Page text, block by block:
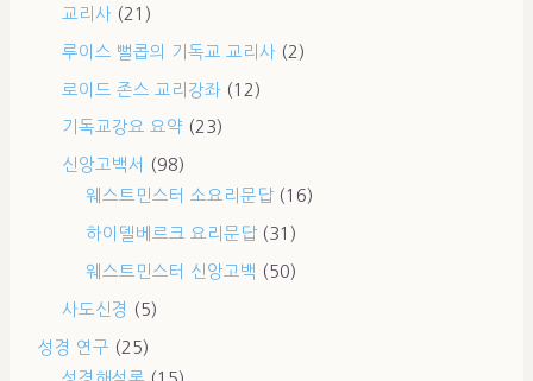
교리사 (21)
루이스 뻘콥의 기독교 교리사 (2)
로이드 존스 교리강좌 (12)
기독교강요 요약 (23)
신앙고백서
(98)
웨스트민스터 소요리문답(16)
하이델베르크 요리문답(31)
웨스트민스터 신앙고백 (50)
사도신경 (5)
성경 연구 (25)